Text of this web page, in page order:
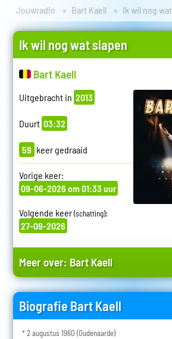
Jouwradio Bart Kaell Ik wil nog
Ik wil nog wat slapen
Bart Kaell
Uitgebracht in 2013
Duurt 03:32
59 keer gedraaid
Vorige keer:
09-06-2026 om 01:33 uur
Volgende keer(schatting):
27-09-2026
Meer over: Bart Kaell
Biografie Bart Kaell
* 2 augustus 1960 (Oudenaarde)